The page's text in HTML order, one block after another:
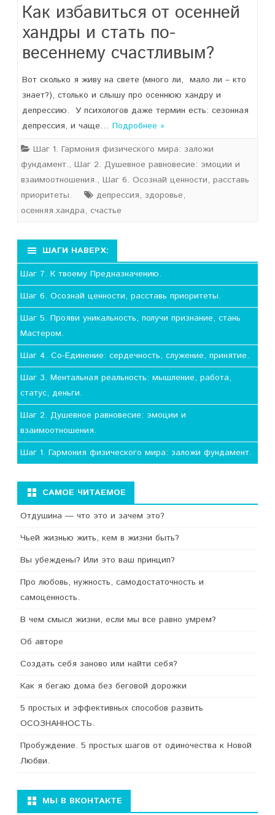
Как избавиться от осенней
хандры и стать по-
весеннему счастливым?
Вот сколько я живу на свете (много ли, мало ли – кто
знает?), столько и слышу про осеннюю хандру и
депрессию. У психологов даже термин есть: сезонная
депрессия, и чаще… Подробнее »
Шаг 1. Гармония физического мира: заложи
фундамент., Шаг 2. Душевное равновесие: эмоции и
взаимоотношения., Шаг 6. Осознай ценности, расставь
приоритеты.
депрессия, здоровье,
осенняя.хандра, счастье
ШАГИ НАВЕРХ:
Шаг 7. К твоему Предназначению.
Шаг 6. Осознай ценности, расставь приоритеты.
Шаг 5. Прояви уникальность, получи признание, стань
Мастером.
Шаг 4. Со-Единение: сердечность, служение, принятие.
Шаг 3. Ментальная реальность: мышление, работа,
статус, деньги.
Шаг 2. Душевное равновесие: эмоции и
взаимоотношения.
Шаг 1. Гармония физического мира: заложи фундамент.
САМОЕ ЧИТАЕМОЕ
Отдушина — что это и зачем это?
Чьей жизнью жить, кем в жизни быть?
Вы убеждены? Или это ваш принцип?
Про любовь, нужность, самодостаточность и
самоценность.
В чем смысл жизни, если мы все равно умрем?
Об авторе
Создать себя заново или найти себя?
Как я бегаю дома без беговой дорожки
5 простых и эффективных способов развить
ОСОЗНАННОСТЬ.
Пробуждение. 5 простых шагов от одиночества к Новой
Любви.
МЫ В ВКОНТАКТЕ